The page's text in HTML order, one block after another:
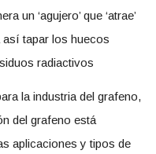
un ‘agujero’ que ‘atrae’
tapar los huecos
radiactivos
la industria del grafeno,
del grafeno está
aplicaciones y tipos de